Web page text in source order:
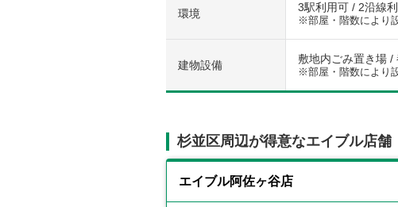
環境 3駅利用可 / 2沿線
※部屋・階数により
建物設備 敷地内ごみ置き場 /
※部屋・階数により
杉並区周辺が得意なエイブル店舗
エイブル阿佐ヶ谷店